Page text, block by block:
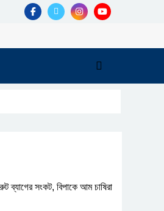
ব্যাগের সংকট, বিপাকে আম চাষিরা